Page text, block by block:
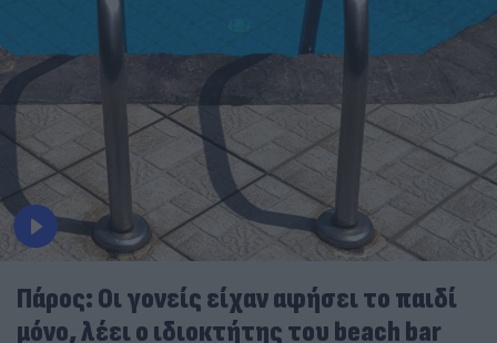
Πάρος: Οι γονείς είχαν αφήσει το παιδί
μόνο, λέει ο ιδιοκτήτης του beach bar